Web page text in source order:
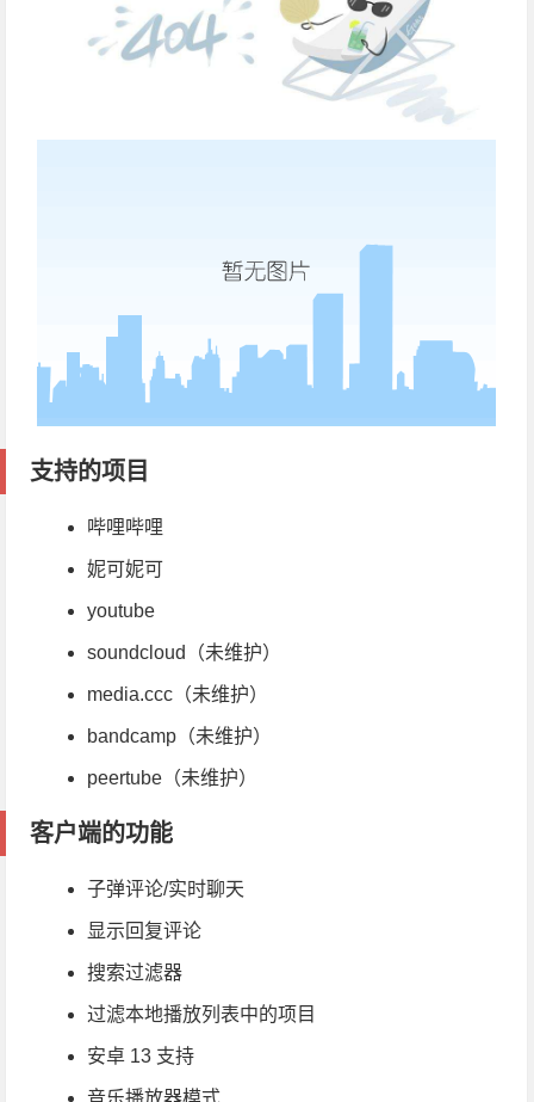
支持的项目
哔哩哔哩
妮可妮可
youtube
soundcloud（未维护）
media.ccc（未维护）
bandcamp（未维护）
peertube（未维护）
客户端的功能
子弹评论/实时聊天
显示回复评论
搜索过滤器
过滤本地播放列表中的项目
安卓 13 支持
音乐播放器模式